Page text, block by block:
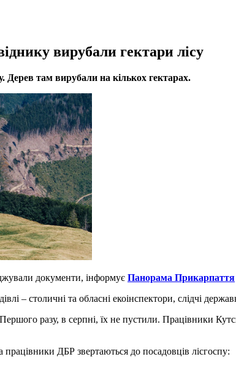
вирубали гектари лісу
Дерев там вирубали на кількох гектарах.
документи, інформує Панорама Прикарпаття
– столичні та обласні екоінспектори, слідчі
разу, в серпні, їх не пустили. Працівники
працівники ДБР звертаються до посадовців лісгоспу: